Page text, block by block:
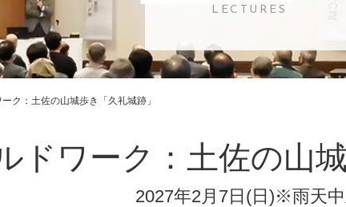
LECTURES
：土佐の山城歩き「久礼城跡」
ドワーク：土佐の山
2027年2月7日(日)※雨天